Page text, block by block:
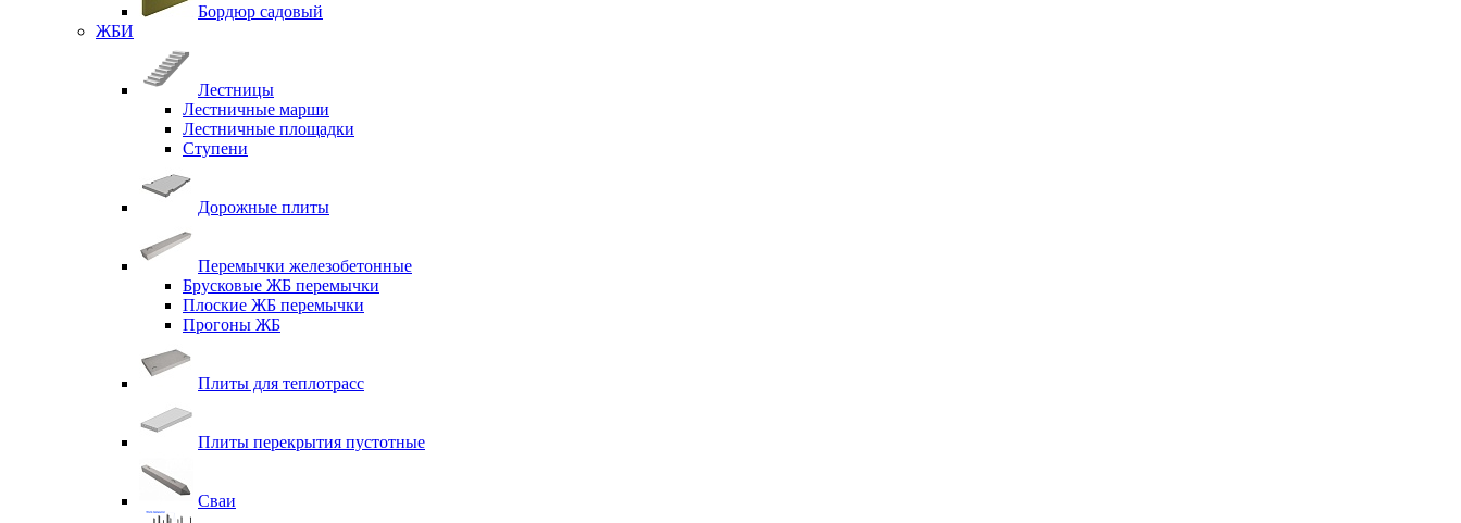
Бордюр садовый
ЖБИ
Лестницы
Лестничные марши
Лестничные площадки
Ступени
Дорожные плиты
Перемычки железобетонные
Брусковые ЖБ перемычки
Плоские ЖБ перемычки
Прогоны ЖБ
Плиты для теплотрасс
Плиты перекрытия пустотные
Сваи